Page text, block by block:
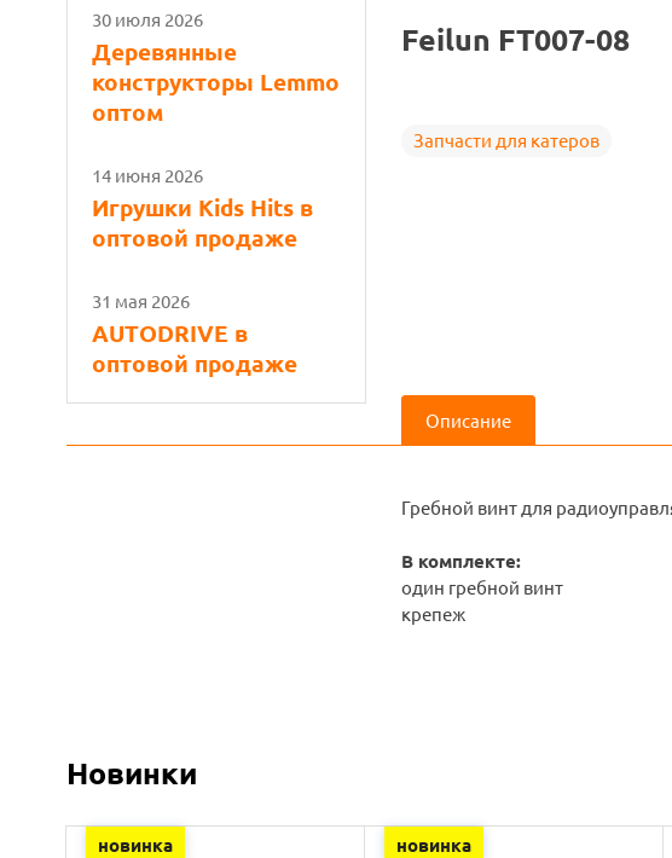
30 июля 2026
Деревянные
конструкторы Lemmo
оптом
14 июня 2026
Игрушки Kids Hits в
оптовой продаже
31 мая 2026
AUTODRIVE в
оптовой продаже
Feilun FT007-08
Запчасти для катеров
Описание
Гребной винт для
В комплекте:
один гребной винт
крепеж
Новинки
новинка новинка